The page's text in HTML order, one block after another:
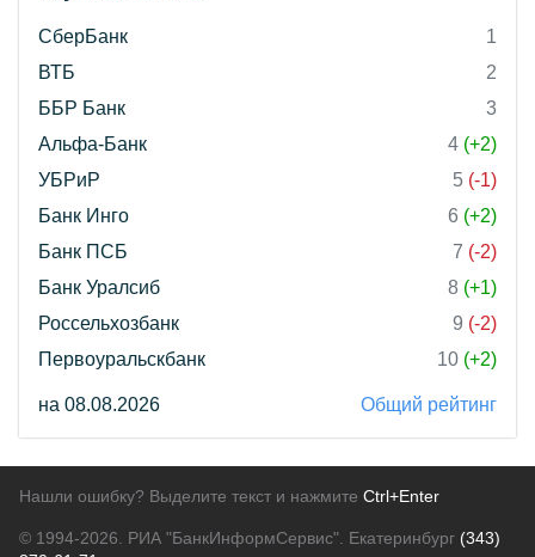
СберБанк
1
ВТБ
2
ББР Банк
3
Альфа-Банк
4 (+2)
УБРиР
5 (-1)
Банк Инго
6 (+2)
Банк ПСБ
7 (-2)
Банк Уралсиб
8 (+1)
Россельхозбанк
9 (-2)
Первоуральскбанк
10 (+2)
на 08.08.2026 Общий рейтинг
Нашли ошибку? Выделите текст и нажмите Ctrl+Enter
© 1994-2026. РИА "БанкИнформСервис". Екатеринбург (343)